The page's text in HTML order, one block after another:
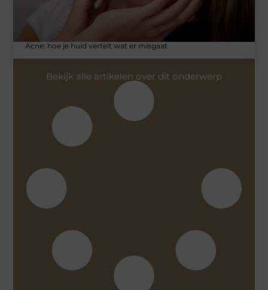
Acne: hoe je huid vertelt wat er misgaat
Bekijk alle artikelen over dit onderwerp